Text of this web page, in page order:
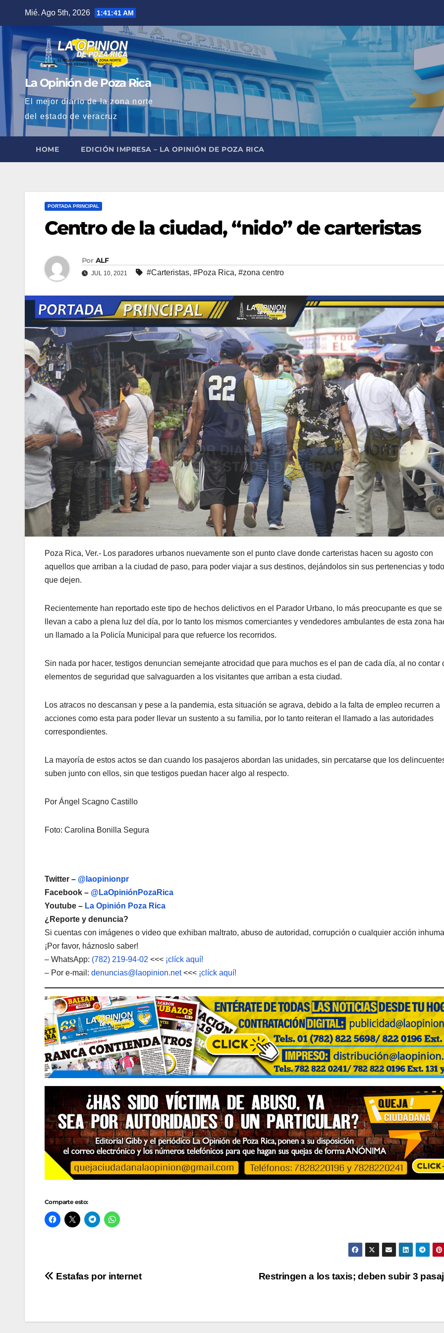
contenido
Mié. Ago 5th, 2026 1:41:43 AM
La Opinión de Poza Rica
El mejor diario de la zona norte
del estado de veracruz
HOME EDICIÓN IMPRESA – LA OPINIÓN DE POZA RICA
PORTADA PRINCIPAL
Centro de la ciudad, “nido” de carteristas
Por ALF
JUL 10, 2021 #Carteristas, #Poza Rica, #zona centro
Poza Rica, Ver.- Los paradores urbanos nuevamente son el punto clave donde carteristas hacen su agosto con
aquellos que arriban a la ciudad de paso, para poder viajar a sus destinos, dejándolos sin sus pertenencias y
que dejen.
Recientemente han reportado este tipo de hechos delictivos en el Parador Urbano, lo más preocupante es que se
llevan a cabo a plena luz del día, por lo tanto los mismos comerciantes y vendedores ambulantes de esta zona
un llamado a la Policía Municipal para que refuerce los recorridos.
Sin nada por hacer, testigos denuncian semejante atrocidad que para muchos es el pan de cada día, al no contar
elementos de seguridad que salvaguarden a los visitantes que arriban a esta ciudad.
Los atracos no descansan y pese a la pandemia, esta situación se agrava, debido a la falta de empleo recurren a
acciones como esta para poder llevar un sustento a su familia, por lo tanto reiteran el llamado a las autoridades
correspondientes.
La mayoría de estos actos se dan cuando los pasajeros abordan las unidades, sin percatarse que los
suben junto con ellos, sin que testigos puedan hacer algo al respecto.
Por Ángel Scagno Castillo
Foto: Carolina Bonilla Segura
Twitter – @laopinionpr
Facebook – @LaOpiniónPozaRica
Youtube – La Opinión Poza Rica
¿Reporte y denuncia?
Si cuentas con imágenes o video que exhiban maltrato, abuso de autoridad, corrupción o cualquier acción
¡Por favor, háznoslo saber!
– WhatsApp: (782) 219-94-02 <<< ¡clíck aquí!
– Por e-mail: denuncias@laopinion.net<<< ¡clíck aquí!
Comparte esto:
Navegación
entradas
Restringen a los taxis; deben subir 3
Estafas por internet